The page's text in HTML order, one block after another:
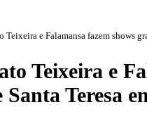
Teixeira e Falamansa fazem shows
Teixeira e
Teresa